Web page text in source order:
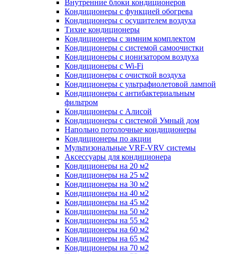
Внутренние блоки кондиционеров
Кондиционеры с функцией обогрева
Кондиционеры с осушителем воздуха
Тихие кондиционеры
Кондиционеры с зимним комплектом
Кондиционеры с системой самоочистки
Кондиционеры с ионизатором воздуха
Кондиционеры с Wi-Fi
Кондиционеры с очисткой воздуха
Кондиционеры с ультрафиолетовой лампой
Кондиционеры с антибактериальным
фильтром
Кондиционеры с Алисой
Кондиционеры с системой Умный дом
Напольно потолочные кондиционеры
Кондиционеры по акции
Мультизональные VRF-VRV системы
Аксессуары для кондиционера
Кондиционеры на 20 м2
Кондиционеры на 25 м2
Кондиционеры на 30 м2
Кондиционеры на 40 м2
Кондиционеры на 45 м2
Кондиционеры на 50 м2
Кондиционеры на 55 м2
Кондиционеры на 60 м2
Кондиционеры на 65 м2
Кондиционеры на 70 м2